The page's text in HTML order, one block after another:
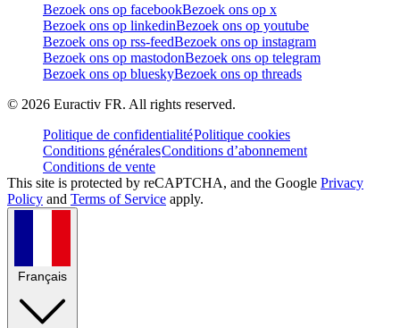
Bezoek ons op facebookBezoek ons op x
Bezoek ons op linkedinBezoek ons op youtube
Bezoek ons op rss-feedBezoek ons op instagram
Bezoek ons op mastodonBezoek ons op telegram
Bezoek ons op blueskyBezoek ons op threads
© 2026 Euractiv FR. All rights reserved.
Politique de confidentialitéPolitique cookies
Conditions généralesConditions d’abonnement
Conditions de vente
This site is protected by reCAPTCHA, and the Google Privacy
Policy and Terms of Service apply.
Français